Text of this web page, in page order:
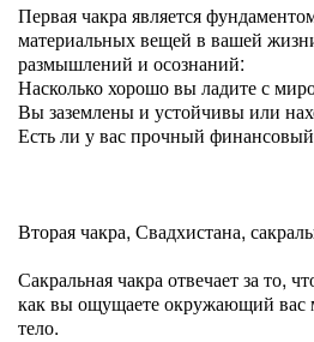
Первая чакра является
материальных вещей в вашей
размышлений и осознаний:
Насколько хорошо вы ладите с
Вы заземлены и устойчивы или
Есть ли у вас прочный
Вторая чакра, Свадхистана,
Сакральная чакра отвечает за то,
как вы ощущаете окружающий вас
тело.